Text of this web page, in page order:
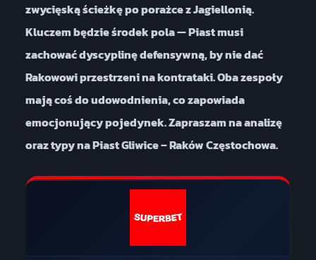
zwycięską ścieżkę po porażce z Jagiellonią.
Kluczem będzie środek pola — Piast musi
zachować dyscyplinę defensywną, by nie dać
Rakowowi przestrzeni na kontrataki. Oba zespoły
mają coś do udowodnienia, co zapowiada
emocjonujący pojedynek. Zapraszam na analizę
oraz typy na Piast Gliwice – Raków Częstochowa.